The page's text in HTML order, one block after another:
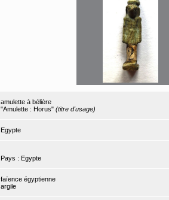
amulette à bélière
"Amulette : Horus" (titre d'usage)
Egypte
Pays : Egypte
faïence égyptienne
argile